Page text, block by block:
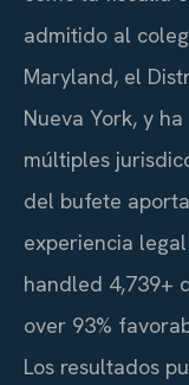
admitido al
Maryland, el
Nueva York, y
múltiples
del bufete
experiencia
handled 4,739+
over 93%
Los resultados